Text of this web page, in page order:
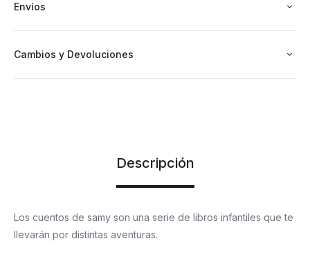
Envíos
Cambios y Devoluciones
Descripción
Los cuentos de samy son una serie de libros infantiles que te
llevarán por distintas aventuras.